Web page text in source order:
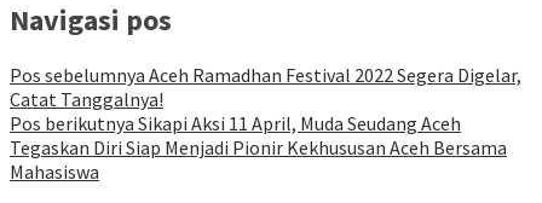
Navigasi pos
Pos sebelumnya Aceh Ramadhan Festival 2022 Segera Digelar,
Catat Tanggalnya!
Pos berikutnya Sikapi Aksi 11 April, Muda Seudang Aceh
Tegaskan Diri Siap Menjadi Pionir Kekhususan Aceh Bersama
Mahasiswa